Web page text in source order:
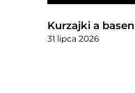
Kurzajki a basen
31 lipca 2026